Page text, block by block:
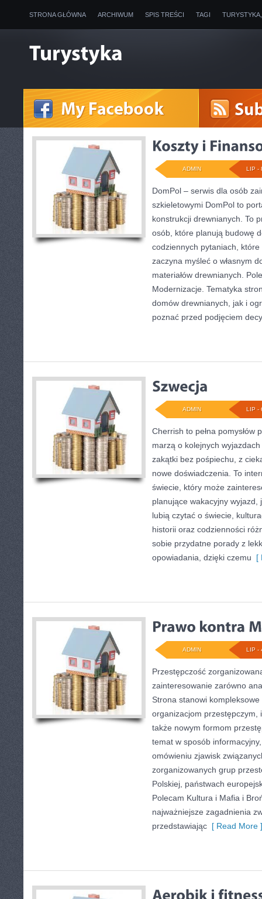
STRONA GŁÓWNA ARCHIWUM SPIS TREŚCI TAGI
LIP -
ADMIN
DomPol – serwis dla osób
szkieletowymi DomPol to
konstrukcji drewnianych. To
osób, które planują budowę
codziennych pytaniach,
zaczyna myśleć o własnym
materiałów drewnianych.
Modernizacje. Tematyka
domów drewnianych, jak i
poznać przed podjęciem
LIP -
ADMIN
Cherrish to pełna pomysłów
marzą o kolejnych
zakątki bez pośpiechu, z
nowe doświadczenia. To
świecie, który może
planujące wakacyjny
lubią czytać o świecie,
historii oraz codzienności
sobie przydatne porady z
opowiadania, dzięki czemu [
LIP -
ADMIN
Przestępczość
zainteresowanie zarówno
Strona stanowi
organizacjom przestępczym,
także nowym formom
temat w sposób
omówieniu zjawisk
zorganizowanych grup
Polskiej, państwach
Polecam Kultura i Mafia i
najważniejsze zagadnienia
przedstawiając [ Read More ]